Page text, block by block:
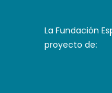
La Fundación
proyecto de: